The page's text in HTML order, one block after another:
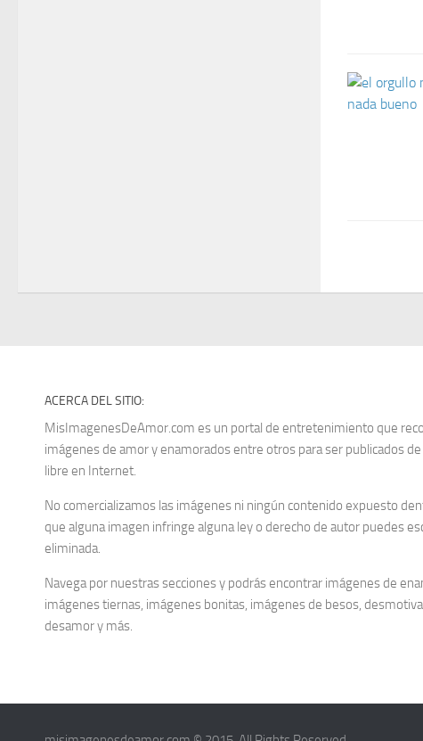
ACERCA DEL SITIO:
MisImagenesDeAmor.com es un portal de entretenimiento que
imágenes de amor y enamorados entre otros para ser publicados
libre en Internet.
No comercializamos las imágenes ni ningún contenido expuesto
que alguna imagen infringe alguna ley o derecho de autor puedes
eliminada.
Navega por nuestras secciones y podrás encontrar imágenes de
imágenes tiernas, imágenes bonitas, imágenes de besos,
desamor y más.